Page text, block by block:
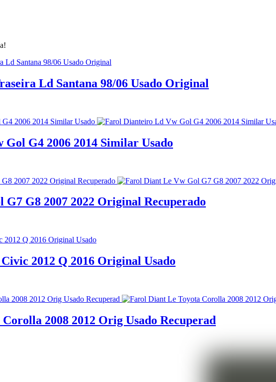
Ld Santana 98/06 Usado Original
G4 2006 2014 Similar Usado
G8 2007 2022 Original Recuperado
2012 Q 2016 Original Usado
2008 2012 Orig Usado Recuperad